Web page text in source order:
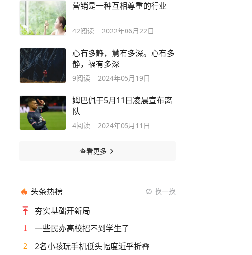
营销是一种互相尊重的行业
42阅读 2022年06月22日
心有多静，慧有多深。心有多
静，福有多深
9阅读 2024年05月19日
姆巴佩于5月11日凌晨宣布离
队
4阅读 2024年05月11日
查看更多
头条热榜 换一换
夯实基础开新局
1 一些民办高校招不到学生了
2 2名小孩玩手机低头幅度近乎折叠